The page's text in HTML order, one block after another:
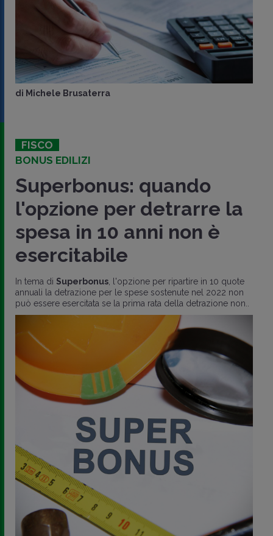
di Michele Brusaterra
FISCO
BONUS EDILIZI
Superbonus: quando
l'opzione per detrarre la
spesa in 10 anni non è
esercitabile
In tema di Superbonus, l'opzione per ripartire in 10 quote
annuali la detrazione per le spese sostenute nel 2022 non
può essere esercitata se la prima rata della detrazione non..